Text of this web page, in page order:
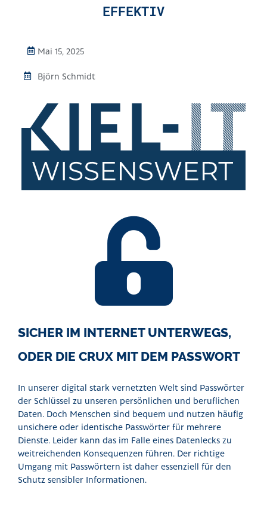
EFFEKTIV
Mai 15, 2025
Björn Schmidt
SICHER IM INTERNET UNTERWEGS,
ODER DIE CRUX MIT DEM PASSWORT
In unserer digital stark vernetzten Welt sind Passwörter
der Schlüssel zu unseren persönlichen und beruflichen
Daten. Doch Menschen sind bequem und nutzen häufig
unsichere oder identische Passwörter für mehrere
Dienste. Leider kann das im Falle eines Datenlecks zu
weitreichenden Konsequenzen führen. Der richtige
Umgang mit Passwörtern ist daher essenziell für den
Schutz sensibler Informationen.